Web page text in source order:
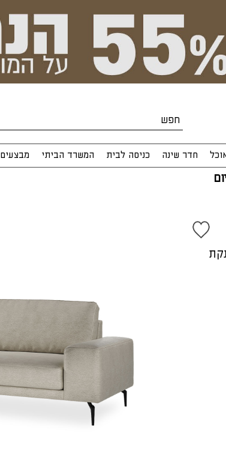
חדר שינה כניסה לבית המשרד הביתי מבצעים